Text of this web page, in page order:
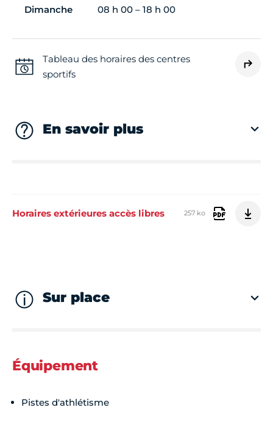
Dimanche 08 h 00 – 18 h 00
Tableau des horaires des centres
sportifs
En savoir plus
Horaires extérieures accès libres 257 ko
Sur place
Équipement
Pistes d'athlétisme